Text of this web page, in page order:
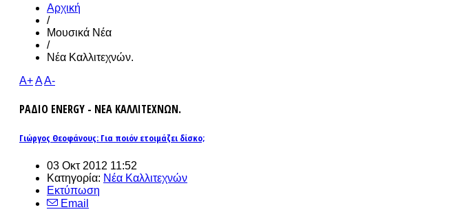
Αρχική
/
Μουσικά Νέα
/
Νέα Καλλιτεχνών.
A+AA-
ΡΑΔΙΟ ENERGY - ΝΕΑ ΚΑΛΛΙΤΕΧΝΩΝ.
Γιώργος Θεοφάνους: Για ποιόν ετοιμάζει δίσκο;
03 Οκτ 2012 11:52
Κατηγορία: Νέα Καλλιτεχνών
Εκτύπωση
Email